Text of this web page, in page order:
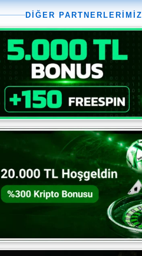
DİĞER PARTNERLERİMİZ